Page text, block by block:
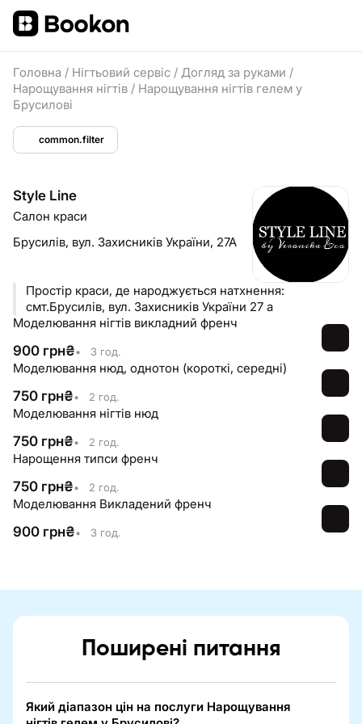
Головна / Нігтьовий сервіс / Догляд за руками /
Нарощування нігтів / Нарощування нігтів гелем у
Брусилові
common.filter
Style Line
Салон краси
Брусилів, вул. Захисників України, 27А
Простір краси, де народжується натхнення:
смт.Брусилів, вул. Захисників України 27 а
Моделювання нігтів викладний френч
900 грн₴• 3 год.
Моделювання нюд, однотон (короткі, середні)
750 грн₴• 2 год.
Моделювання нігтів нюд
750 грн₴• 2 год.
Нарощення типси френч
750 грн₴• 2 год.
Моделювання Викладений френч
900 грн₴• 3 год.
Поширені питання
Який діапазон цін на послуги Нарощування